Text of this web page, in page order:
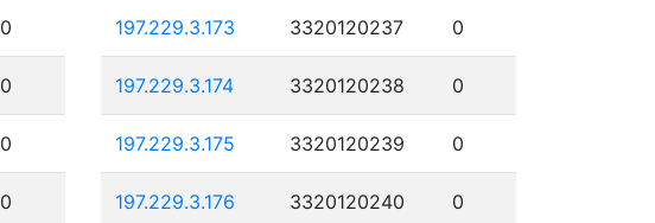
0
0
0
0
197.229.3.173 3320120237 0
197.229.3.174 3320120238 0
197.229.3.175 3320120239 0
197.229.3.176 3320120240 0